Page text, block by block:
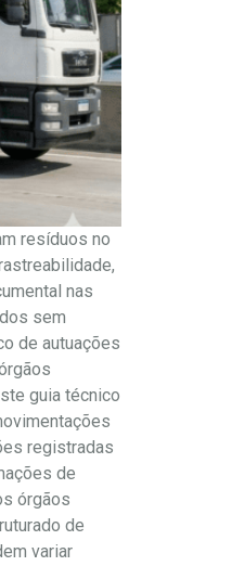
resíduos no
nas
sem
de autuações
guia técnico
registradas
de
órgãos
de
variar